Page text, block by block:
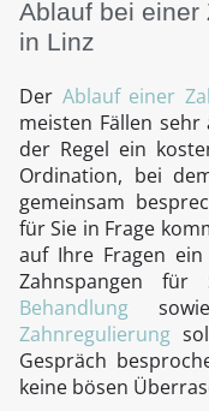
Ablauf bei einer
in Linz
Der Ablauf einer
meisten Fällen
der Regel ein
Ordination, bei
gemeinsam
für Sie in Frage
auf Ihre Fragen
Zahnspangen
Behandlung
Zahnregulierung
Gespräch
keine bösen